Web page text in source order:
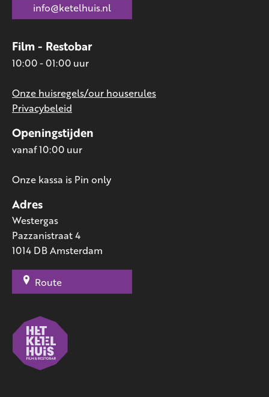
Adres
Westergas
Pazzanistraat 4
1014 DB Amsterdam
Route
Openingstijden
vanaf 10:00 uur
Onze kassa is Pin only
Film - Restobar
10:00 - 01:00 uur
Onze huisregels/our houserules
Privacybeleid
info@ketelhuis.nl